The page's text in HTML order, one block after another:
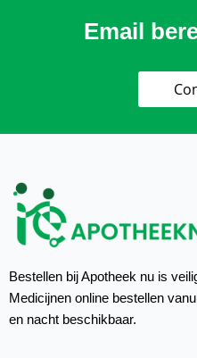
Email
Bestellen bij Apotheek nu is
Medicijnen online bestellen
en nacht beschikbaar.